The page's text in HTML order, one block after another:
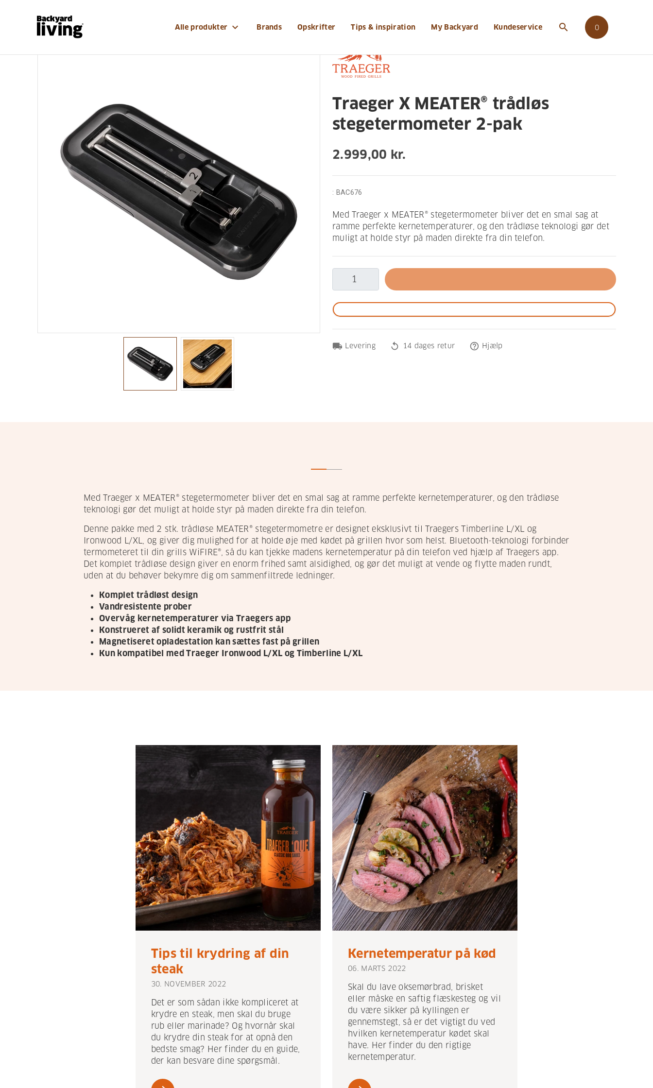
Alle produkter expand_more Brands Opskrifter Tips & inspiration My Backyard Kundeservice search 0
Traeger X MEATER® trådløs
stegetermometer 2-pak
2.999,00 kr.
: BAC676
Med Traeger x MEATER® stegetermometer bliver det en smal sag at
ramme perfekte kernetemperaturer, og den trådløse teknologi gør det
muligt at holde styr på maden direkte fra din telefon.
local_shipping Levering replay 14 dages retur help_outline Hjælp
Med Traeger x MEATER® stegetermometer bliver det en smal sag at ramme perfekte kernetemperaturer, og den trådløse
teknologi gør det muligt at holde styr på maden direkte fra din telefon.
Denne pakke med 2 stk. trådløse MEATER® stegetermometre er designet eksklusivt til Traegers Timberline L/XL og
Ironwood L/XL, og giver dig mulighed for at holde øje med kødet på grillen hvor som helst. Bluetooth-teknologi forbinder
termometeret til din grills WiFIRE®, så du kan tjekke madens kernetemperatur på din telefon ved hjælp af Traegers app.
Det komplet trådløse design giver en enorm frihed samt alsidighed, og gør det muligt at vende og flytte maden rundt,
uden at du behøver bekymre dig om sammenfiltrede ledninger.
Komplet trådløst design
Vandresistente prober
Overvåg kernetemperaturer via Traegers app
Konstrueret af solidt keramik og rustfrit stål
Magnetiseret opladestation kan sættes fast på grillen
Kun kompatibel med Traeger Ironwood L/XL og Timberline L/XL
Tips til krydring af din
steak
30. NOVEMBER 2022
Det er som sådan ikke kompliceret at
krydre en steak, men skal du bruge
rub eller marinade? Og hvornår skal
du krydre din steak for at opnå den
bedste smag? Her finder du en guide,
der kan besvare dine spørgsmål.
Kernetemperatur på kød
06. MARTS 2022
Skal du lave oksemørbrad, brisket
eller måske en saftig flæskesteg og vil
du være sikker på kyllingen er
gennemstegt, så er det vigtigt du ved
hvilken kernetemperatur kødet skal
have. Her finder du den rigtige
kernetemperatur.